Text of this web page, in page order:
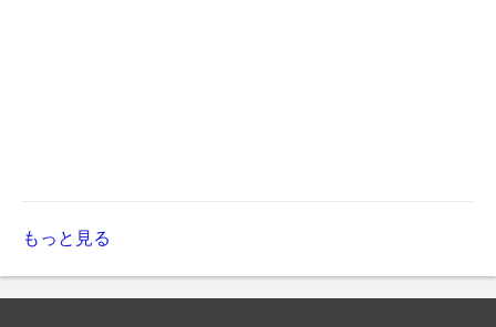
もっと見る